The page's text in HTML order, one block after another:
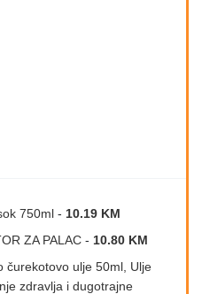
750ml - 10.19 KM
ZA PALAC - 10.80 KM
čurekotovo ulje 50ml, Ulje
zdravlja i dugotrajne